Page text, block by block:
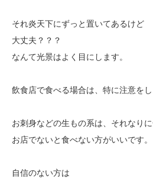
それ炎天下にずっと置いてあるけど
大丈夫？？？
なんて光景はよく目にします。
飲食店で食べる場合は、特に注意をし
お刺身などの生もの系は、それなり
お店でないと食べない方がいいです。
自信のない方は